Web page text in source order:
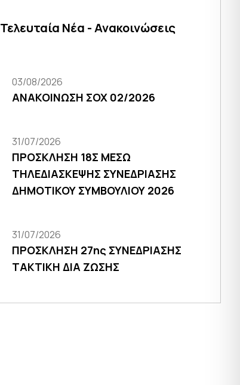
Τελευταία Νέα - Ανακοινώσεις
03/08/2026
ΑΝΑΚΟΙΝΩΣΗ ΣΟΧ 02/2026
31/07/2026
ΠΡΟΣΚΛΗΣΗ 18Σ ΜΕΣΩ
ΤΗΛΕΔΙΑΣΚΕΨΗΣ ΣΥΝΕΔΡΙΑΣΗΣ
ΔΗΜΟΤΙΚΟΥ ΣΥΜΒΟΥΛΙΟΥ 2026
31/07/2026
ΠΡΟΣΚΛΗΣΗ 27ης ΣΥΝΕΔΡΙΑΣΗΣ
ΤΑΚΤΙΚΗ ΔΙΑ ΖΩΣΗΣ